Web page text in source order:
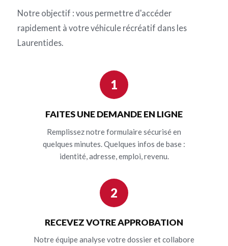
Notre objectif : vous permettre d'accéder
rapidement à votre véhicule récréatif dans les
Laurentides.
1
FAITES UNE DEMANDE EN LIGNE
Remplissez notre formulaire sécurisé en
quelques minutes. Quelques infos de base :
identité, adresse, emploi, revenu.
2
RECEVEZ VOTRE APPROBATION
Notre équipe analyse votre dossier et collabore